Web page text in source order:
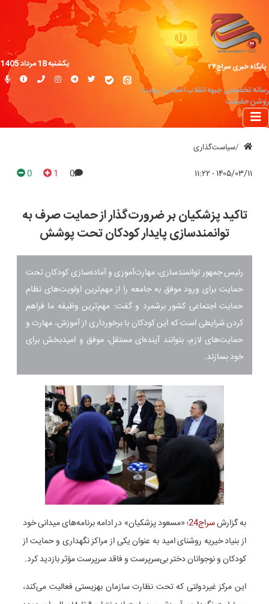
پایگاه خبری سراج۲۴
رسانه تخصصی جبهه انقلاب اسلامی؛ روایت
روشن حقیقت
یکشنبه 18 مرداد 1405
سیاست‌گذاری
۱۴۰۵/۰۳/۱۱ - ۱۱:۲۲ 0
1
0
تاکید پزشکیان بر ضرورت‌گذار از حمایت صرف به
توانمندسازی پایدار کودکان تحت پوشش
رئیس جمهور توانمندسازی، مهارت‌آموزی و آماده‌سازی کودکان تحت
حمایت برای ورود موفق به جامعه را از مهم‌ترین اولویت‌های نظام
حمایت اجتماعی کشور برشمرد و گفت: مهم‌ترین وظیفه ما فراهم
کردن شرایطی است که این کودکان با برخورداری از آموزش، مهارت و
حمایت‌های لازم، بتوانند آینده‌ای مستقل، موفق و امیدبخش برای
خود بسازند.
به گزارشسراج24
؛ «مسعود پزشکیان» در ادامه برنامه‌های میدانی خود
از بنیاد خیریه روشنای امید به عنوان یکی از مراکز نگهداری و حمایت از
کودکان و نوجوانان دختر بی‌سرپرست و فاقد سرپرست مؤثر بازدید کرد.
این مرکز غیردولتی که تحت نظارت سازمان بهزیستی فعالیت می‌کند،